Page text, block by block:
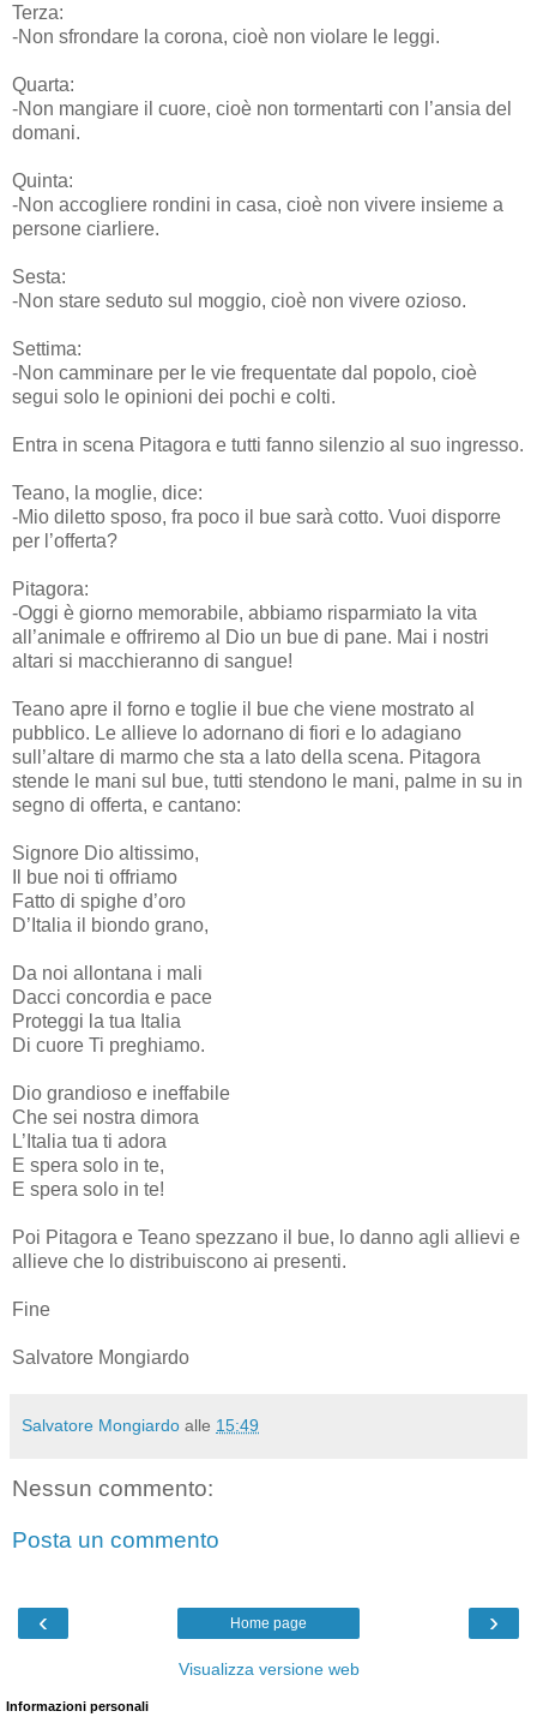
Terza:
-Non sfrondare la corona, cioè non violare le leggi.
Quarta:
-Non mangiare il cuore, cioè non tormentarti con l’ansia del
domani.
Quinta:
-Non accogliere rondini in casa, cioè non vivere insieme a
persone ciarliere.
Sesta:
-Non stare seduto sul moggio, cioè non vivere ozioso.
Settima:
-Non camminare per le vie frequentate dal popolo, cioè
segui solo le opinioni dei pochi e colti.
Entra in scena Pitagora e tutti fanno silenzio al suo ingresso.
Teano, la moglie, dice:
-Mio diletto sposo, fra poco il bue sarà cotto. Vuoi disporre
per l’offerta?
Pitagora:
-Oggi è giorno memorabile, abbiamo risparmiato la vita
all’animale e offriremo al Dio un bue di pane. Mai i nostri
altari si macchieranno di sangue!
Teano apre il forno e toglie il bue che viene mostrato al
pubblico. Le allieve lo adornano di fiori e lo adagiano
sull’altare di marmo che sta a lato della scena. Pitagora
stende le mani sul bue, tutti stendono le mani, palme in su in
segno di offerta, e cantano:
Signore Dio altissimo,
Il bue noi ti offriamo
Fatto di spighe d’oro
D’Italia il biondo grano,
Da noi allontana i mali
Dacci concordia e pace
Proteggi la tua Italia
Di cuore Ti preghiamo.
Dio grandioso e ineffabile
Che sei nostra dimora
L’Italia tua ti adora
E spera solo in te,
E spera solo in te!
Poi Pitagora e Teano spezzano il bue, lo danno agli allievi e
allieve che lo distribuiscono ai presenti.
Fine
Salvatore Mongiardo
Salvatore Mongiardo alle 15:49
Nessun commento:
Posta un commento
‹ ›
Home page
Visualizza versione web
Informazioni personali